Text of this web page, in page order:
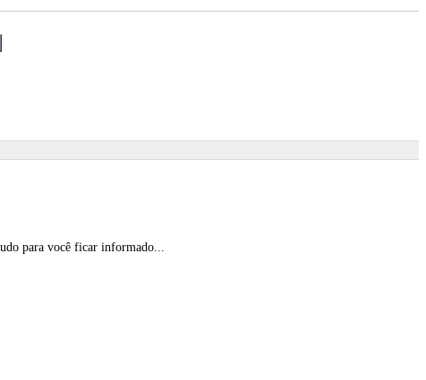
para você ficar informado...